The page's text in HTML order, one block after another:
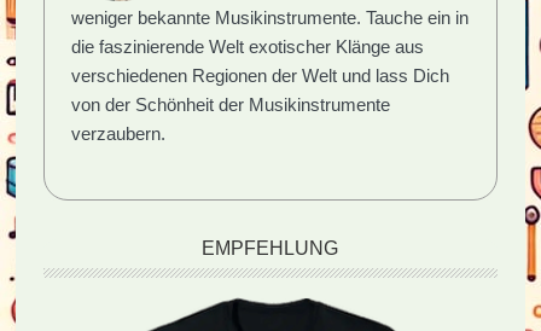
weniger bekannte Musikinstrumente. Tauche ein in
die faszinierende Welt exotischer Klänge aus
verschiedenen Regionen der Welt und lass Dich
von der Schönheit der Musikinstrumente
verzaubern.
EMPFEHLUNG